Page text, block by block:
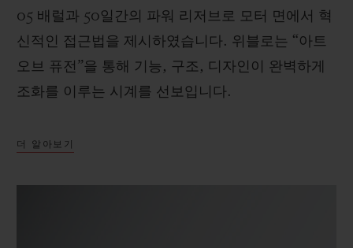
05 배럴과 50일간의 파워 리저브로 모터 면에서 혁
신적인 접근법을 제시하였습니다. 위블로는 “아트
오브 퓨전”을 통해 기능, 구조, 디자인이 완벽하게
조화를 이루는 시계를 선보입니다.
더 알아보기